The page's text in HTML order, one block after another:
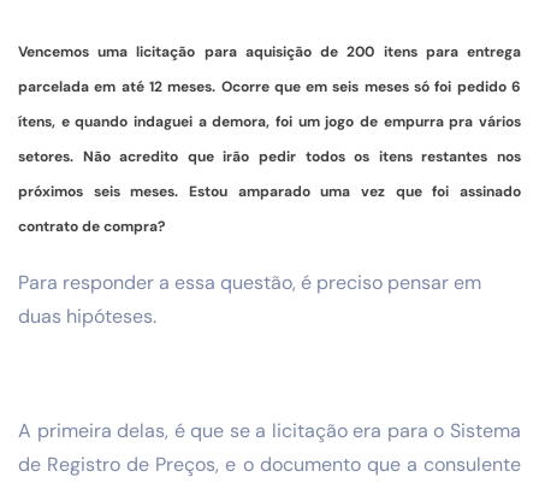
Vencemos uma licitação para aquisição de 200 itens para entrega
parcelada em até 12 meses. Ocorre que em seis meses só foi pedido 6
ítens, e quando indaguei a demora, foi um jogo de empurra pra vários
setores. Não acredito que irão pedir todos os itens restantes nos
próximos seis meses. Estou amparado uma vez que foi assinado
contrato de compra?
Para responder a essa questão, é preciso pensar em
duas hipóteses.
A primeira delas, é que se a licitação era para o Sistema
de Registro de Preços, e o documento que a consulente